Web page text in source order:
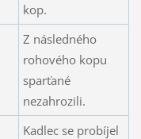
kop.
Z následného
rohového kopu
sparťané
nezahrozili.
Kadlec se probíjel